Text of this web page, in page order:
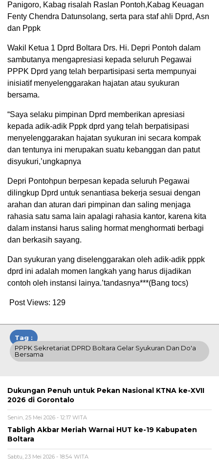
Panigoro, Kabag risalah Raslan Pontoh,Kabag Keuagan
Fenty Chendra Datunsolang, serta para staf ahli Dprd, Asn
dan Pppk
Wakil Ketua 1 Dprd Boltara Drs. Hi. Depri Pontoh dalam
sambutanya mengapresiasi kepada seluruh Pegawai
PPPK Dprd yang telah berpartisipasi serta mempunyai
inisiatif menyelenggarakan hajatan atau syukuran
bersama.
“Saya selaku pimpinan Dprd memberikan apresiasi
kepada adik-adik Pppk dprd yang telah berpatisipasi
menyelenggarakan hajatan syukuran ini secara kompak
dan tentunya ini merupakan suatu kebanggan dan patut
disyukuri,’ungkapnya
Depri Pontohpun berpesan kepada seluruh Pegawai
dilingkup Dprd untuk senantiasa bekerja sesuai dengan
arahan dan aturan dari pimpinan dan saling menjaga
rahasia satu sama lain apalagi rahasia kantor, karena kita
dalam instansi harus saling hormat menghormati berbagi
dan berkasih sayang.
Dan syukuran yang diselenggarakan oleh adik-adik pppk
dprd ini adalah momen langkah yang harus dijadikan
contoh oleh instansi lainya.’tandasnya***(Bang tocs)
Post Views: 129
Tag :
PPPK Sekretariat DPRD Boltara Gelar Syukuran Dan Do'a
Bersama
Dukungan Penuh untuk Pekan Nasional KTNA ke-XVII
2026 di Gorontalo
Senin, 25 Mei 2026 - 12:17 WITA
Tabligh Akbar Meriah Warnai HUT ke-19 Kabupaten
Boltara
Sabtu, 23 Mei 2026 - 18:54 WITA